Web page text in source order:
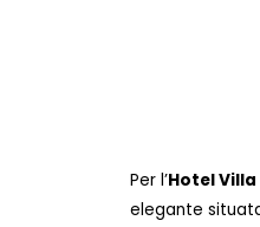
Per l’Hotel
elegante